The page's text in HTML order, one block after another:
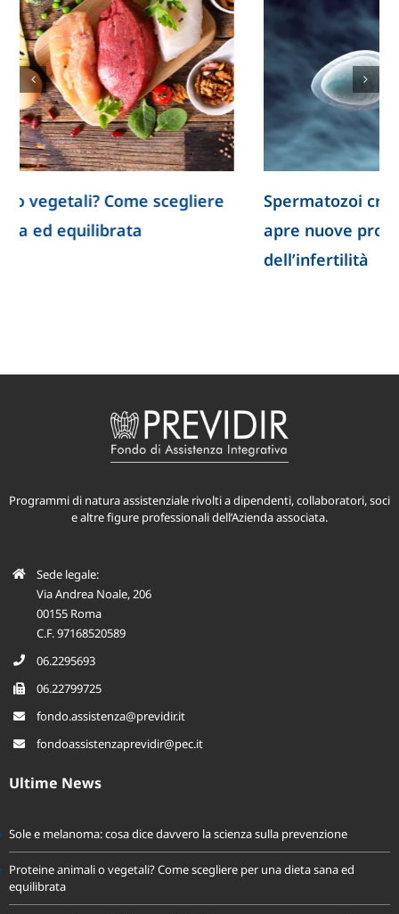
Spermatozoi creati in laboratorio: la ricerca
apre nuove prospettive per lo studio
Programmi di natura assistenziale rivolti a dipendenti, collaboratori, soci
Sede legale:
Via Andrea Noale, 206
00155 Roma
Sole e melanoma: cosa dice davvero la scienza sulla prevenzione
Proteine animali o vegetali? Come scegliere per una dieta sana ed
equilibrata